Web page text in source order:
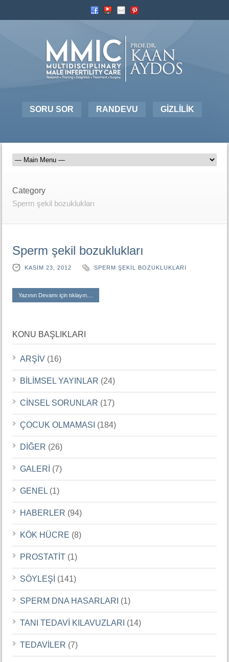
SORU SOR RANDEVU GİZLİLİK
Category
Sperm şekil bozuklukları
Sperm şekil bozuklukları
KASIM 23, 2012 SPERM ŞEKIL BOZUKLUKLARI
Yazının Devamı için tıklayın....
KONU BAŞLIKLARI
ARŞİV (16)
BİLİMSEL YAYINLAR (24)
CİNSEL SORUNLAR (17)
ÇOCUK OLMAMASI (184)
DİĞER (26)
GALERİ (7)
GENEL (1)
HABERLER (94)
KÖK HÜCRE (8)
PROSTATİT (1)
SÖYLEŞİ (141)
SPERM DNA HASARLARI (1)
TANI TEDAVİ KILAVUZLARI (14)
TEDAVİLER (7)